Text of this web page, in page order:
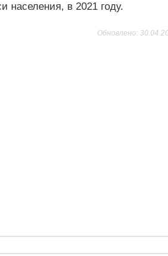
населения, в 2021 году.
Обновлено: